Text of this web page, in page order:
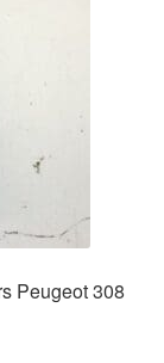
Peugeot 308